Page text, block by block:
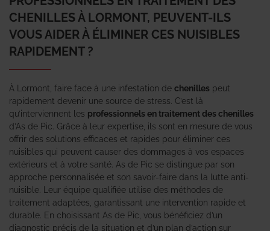
CHENILLES À LORMONT, PEUVENT-ILS
VOUS AIDER À ÉLIMINER CES NUISIBLES
RAPIDEMENT ?
À Lormont, faire face à une infestation de chenilles peut
rapidement devenir une source de stress. C’est là
qu’interviennent les professionnels en traitement des chenilles
d’As de Pic. Grâce à leur expertise, ils sont en mesure de vous
offrir des solutions efficaces et rapides pour éliminer ces
nuisibles qui peuvent causer des dommages à vos espaces
extérieurs et à votre santé. As de Pic se distingue par son
approche personnalisée et son savoir-faire dans la lutte anti-
nuisible. Leur équipe qualifiée utilise des méthodes de
traitement adaptées, garantissant une intervention rapide et
durable. En choisissant As de Pic, vous bénéficiez d’un
diagnostic précis de la situation et d’un plan d’action sur